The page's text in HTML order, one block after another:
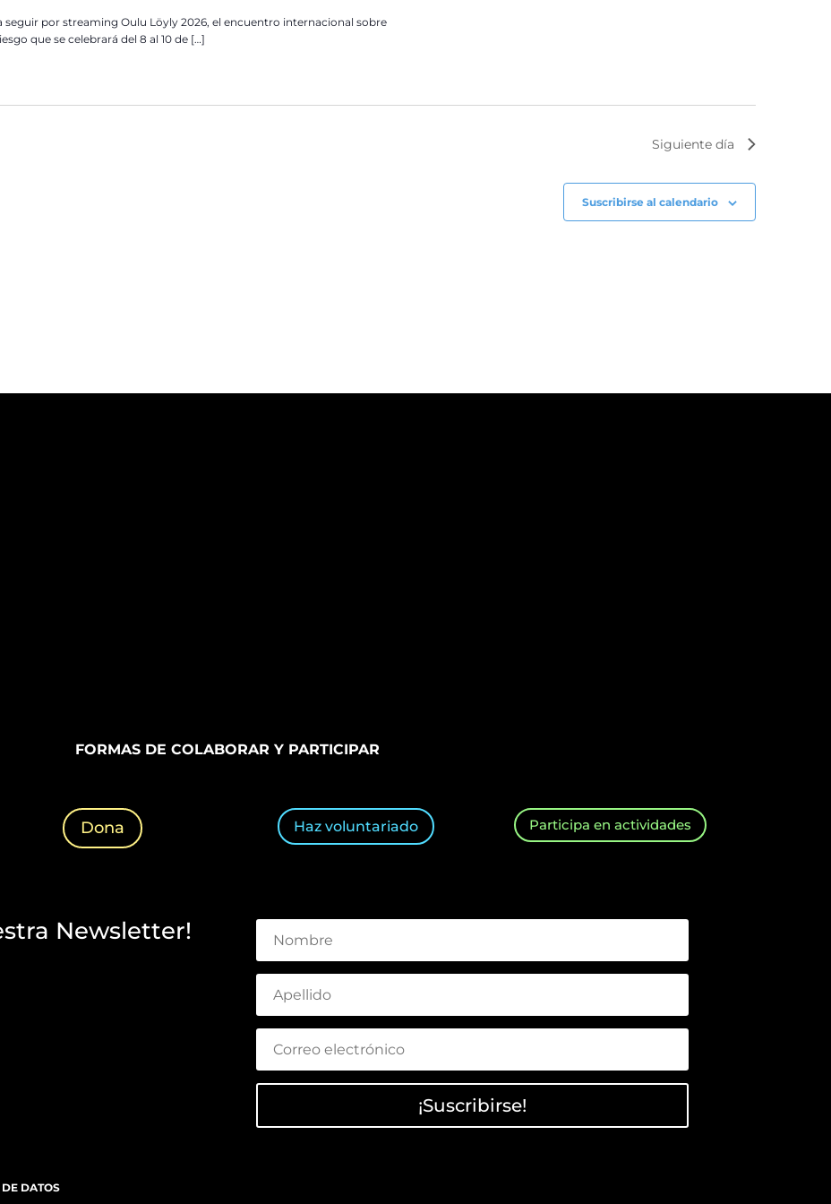
seguir por streaming Oulu Löyly 2026, el encuentro internacional sobre
que se celebrará del 8 al 10 de […]
Siguiente día
Suscribirse al calendario
FORMAS DE COLABORAR Y PARTICIPAR
Dona Haz voluntariado Participa en actividades
Newsletter!
¡Suscribirse!
DATOS